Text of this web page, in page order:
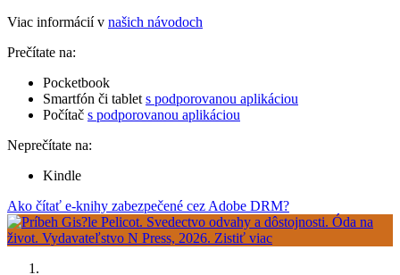
Viac informácií v našich návodoch
Prečítate na:
Pocketbook
Smartfón či tablet s podporovanou aplikáciou
Počítač s podporovanou aplikáciou
Neprečítate na:
Kindle
Ako čítať e-knihy zabezpečené cez Adobe DRM?